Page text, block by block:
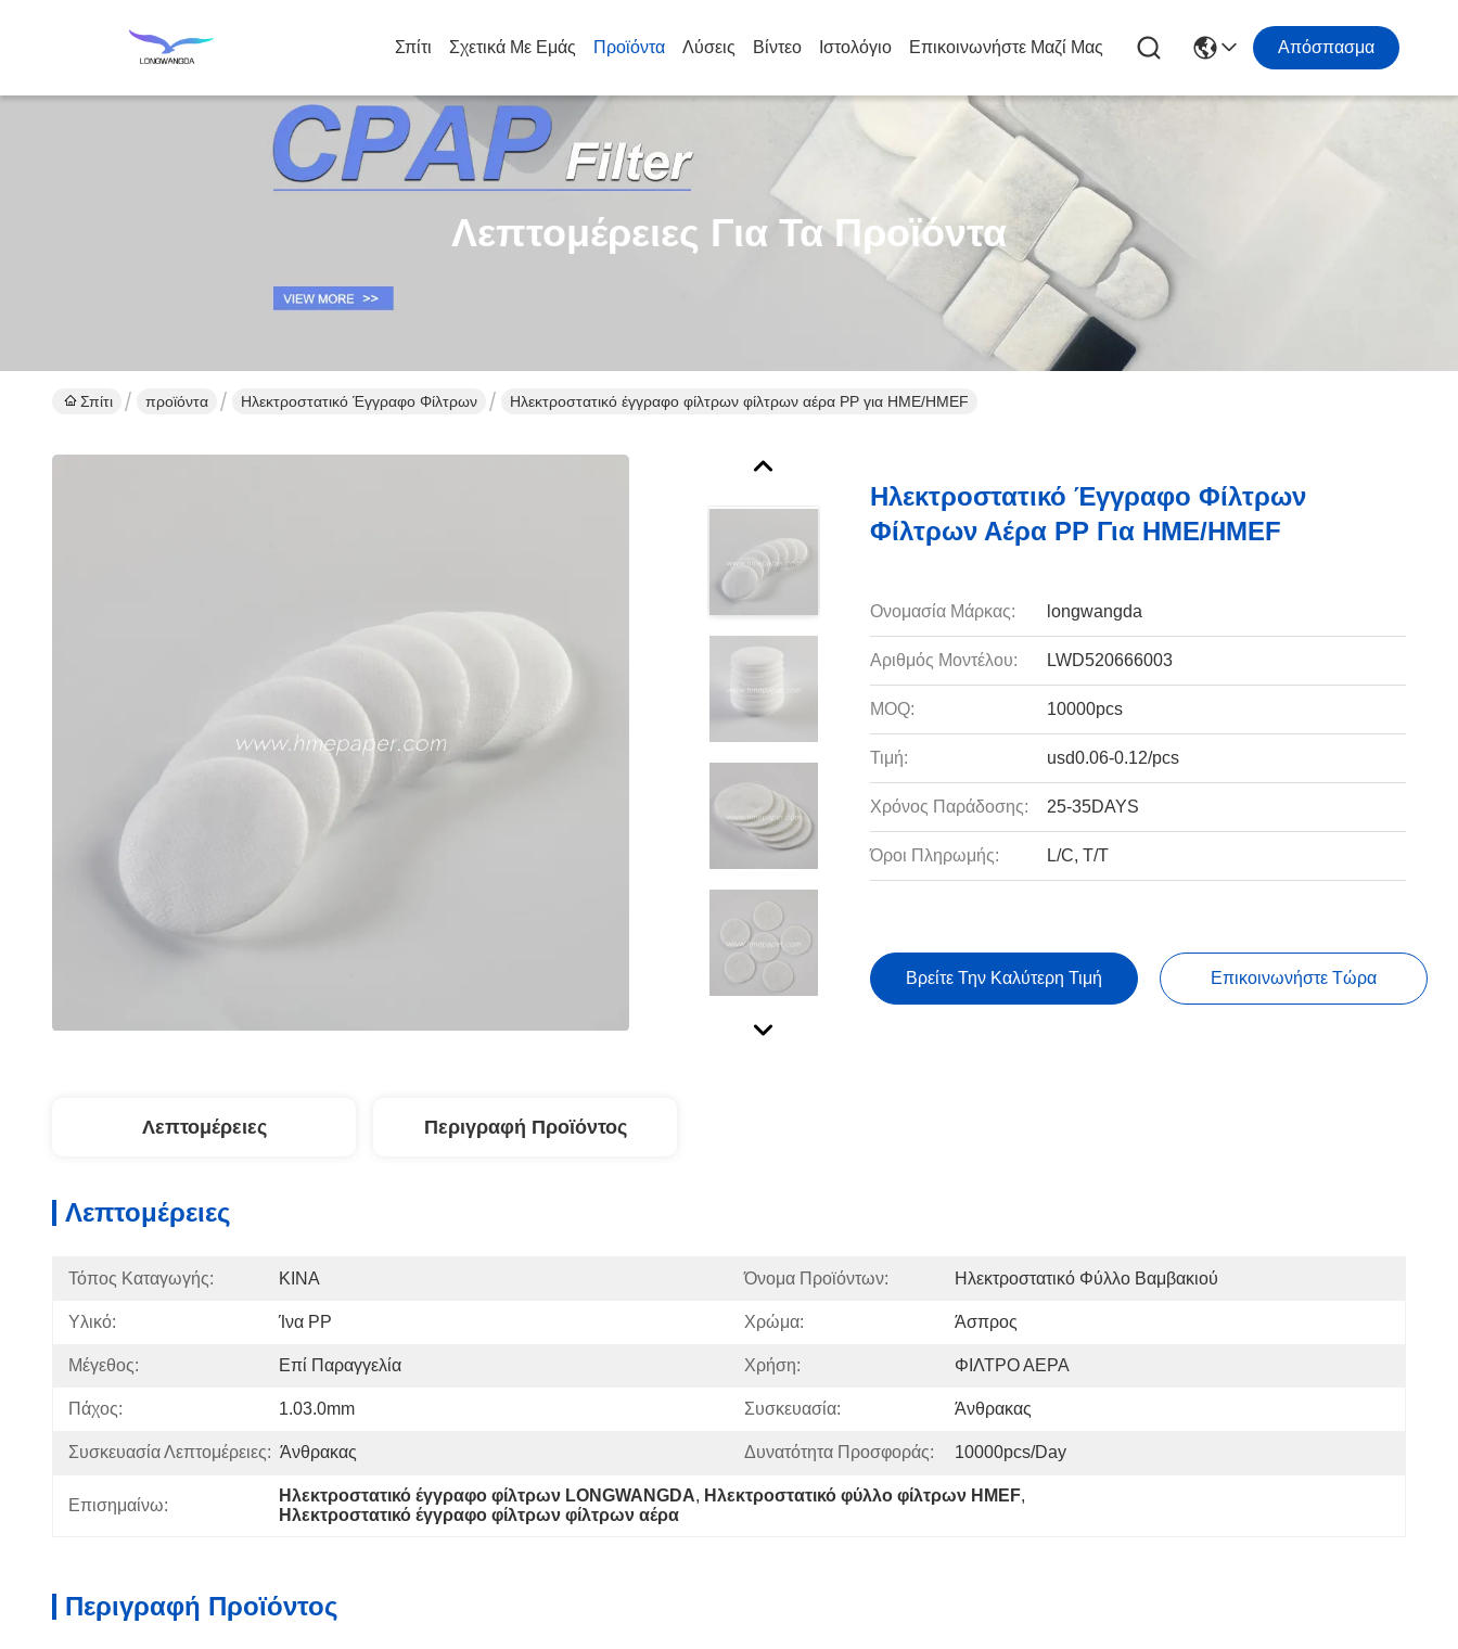
Σπίτι Σχετικά Με Εμάς Προϊόντα Λύσεις Βίντεο Ιστολόγιο Επικοινωνήστε Μαζί Μας Απόσπασμα
Λεπτομέρειες Για Τα Προϊόντα
Σπίτι προϊόντα Ηλεκτροστατικό Έγγραφο Φίλτρων Ηλεκτροστατικό έγγραφο φίλτρων φίλτρων αέρα PP για HME/HMEF
Ηλεκτροστατικό Έγγραφο Φίλτρων
Φίλτρων Αέρα PP Για HME/HMEF
Ονομασία Μάρκας: longwangda
Αριθμός Μοντέλου: LWD520666003
MOQ: 10000pcs
Τιμή: usd0.06-0.12/pcs
Χρόνος Παράδοσης: 25-35DAYS
Όροι Πληρωμής: L/C, T/T
Βρείτε Την Καλύτερη Τιμή Επικοινωνήστε Τώρα
Λεπτομέρειες Περιγραφή Προϊόντος
Λεπτομέρειες
Τόπος Καταγωγής: ΚΙΝΑ Όνομα Προϊόντων: Ηλεκτροστατικό Φύλλο Βαμβακιού
Υλικό: Ίνα PP Χρώμα: Άσπρος
Μέγεθος: Επί Παραγγελία Χρήση: ΦΙΛΤΡΟ ΑΕΡΑ
Πάχος: 1.03.0mm Συσκευασία: Άνθρακας
Συσκευασία Λεπτομέρειες: Άνθρακας Δυνατότητα Προσφοράς: 10000pcs/day
Επισημαίνω:
Ηλεκτροστατικό έγγραφο φίλτρων LONGWANGDA, Ηλεκτροστατικό φύλλο φίλτρων HMEF,
Ηλεκτροστατικό έγγραφο φίλτρων φίλτρων αέρα
Περιγραφή Προϊόντος